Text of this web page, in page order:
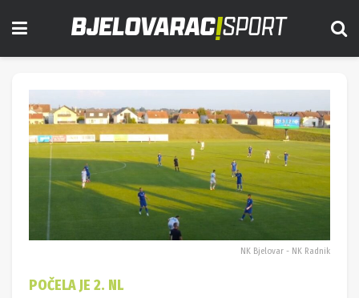
NK Bjelovar - NK Radnik
POČELA JE 2. NL